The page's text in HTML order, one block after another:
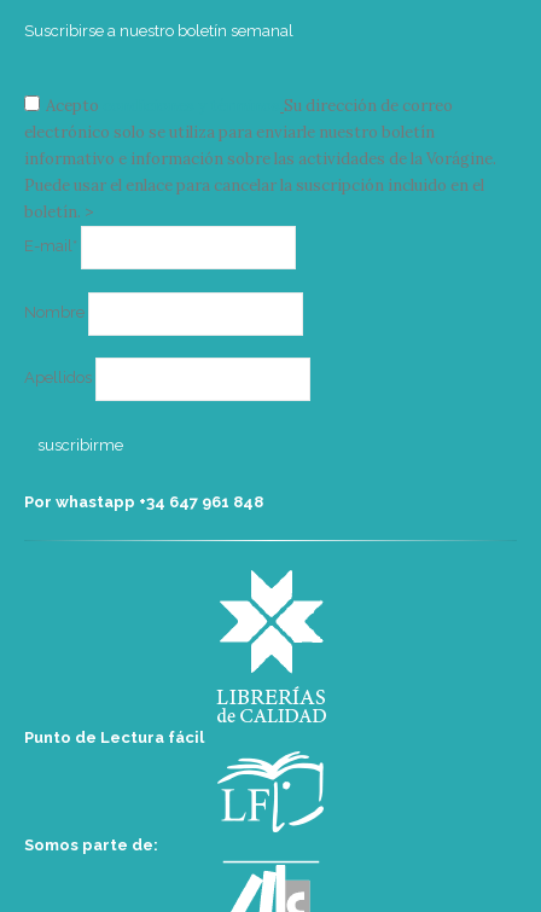
Suscribirse a nuestro boletín semanal
Acepto
Su dirección de correo
electrónico solo se utiliza para enviarle nuestro boletín
informativo e información sobre las actividades de la Vorágine.
Puede usar el enlace para cancelar la suscripción incluido en el
boletín. >
E-mail*
Nombre
Apellidos
Por whastapp +34 ‭647 961 848‬
Punto de Lectura fácil
Somos parte de: